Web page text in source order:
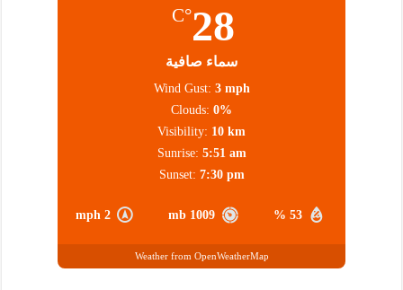
28
°C
سماء صافية
53 %
1009 mb
2 mph
Wind Gust: 3 mph
Clouds: 0%
Visibility: 10 km
Sunrise: 5:51 am
Sunset: 7:30 pm
Weather from OpenWeatherMap